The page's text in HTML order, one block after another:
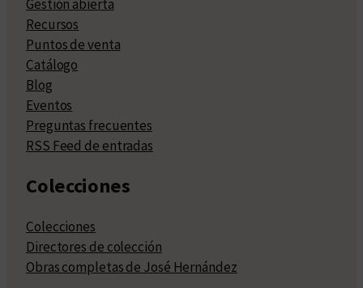
Gestión abierta
Recursos
Puntos de venta
Catálogo
Blog
Eventos
Preguntas frecuentes
RSS Feed de entradas
Colecciones
Colecciones
Directores de colección
Obras completas de José Hernández